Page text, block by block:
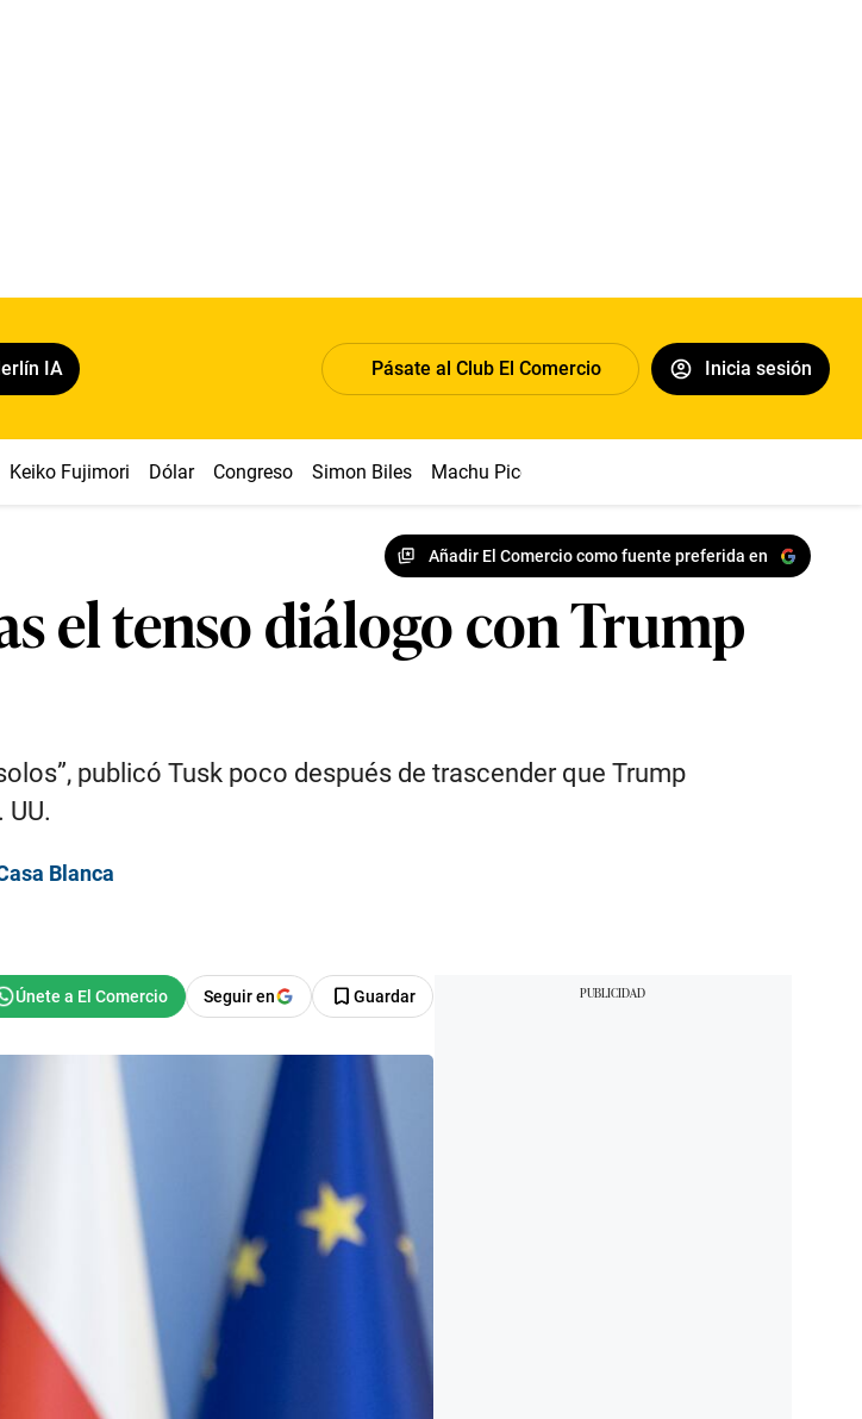
IA Pásate al Club El Comercio Inicia sesión
Keiko Fujimori Dólar Congreso Simon Biles Machu Picchu
Añadir El Comercio como fuente preferida en
el tenso diálogo con Trump
publicó Tusk poco después de trascender que Trump
Blanca
Seguir en Guardar